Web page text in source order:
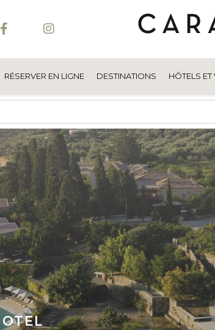
RÉSERVER EN LIGNE DESTINATIONS HÔTELS ET